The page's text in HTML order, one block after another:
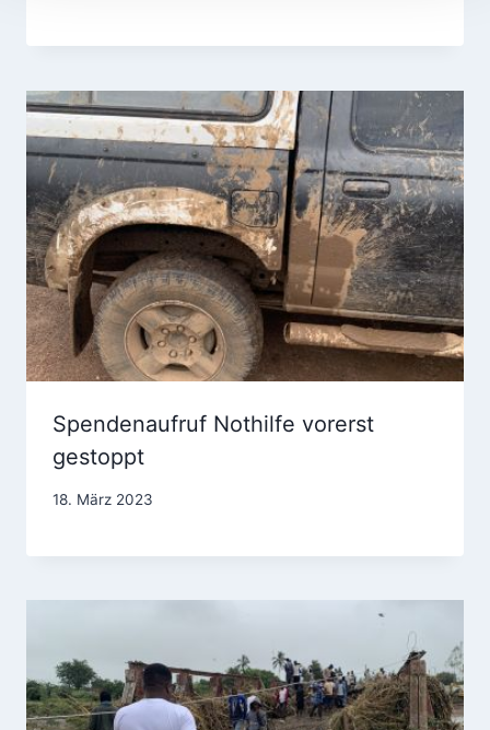
Spendenaufruf Nothilfe vorerst
gestoppt
18. März 2023